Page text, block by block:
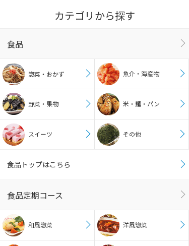
カテゴリから探す
食品
惣菜・おかず 魚介・海産物
野菜・果物 米・麺・パン
スイーツ その他
食品トップはこちら
食品定期コース
和風惣菜 洋風惣菜